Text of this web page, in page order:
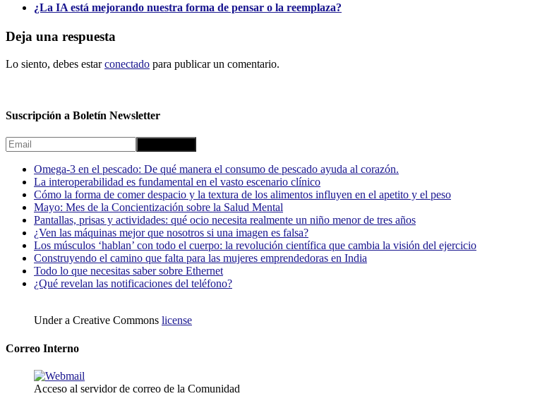
¿La IA está mejorando nuestra forma de pensar o la reemplaza?
Deja una respuesta
Lo siento, debes estarconectado para publicar un comentario.
Suscripción a Boletín Newsletter
Omega-3 en el pescado: De qué manera el consumo de pescado ayuda al corazón.
La interoperabilidad es fundamental en el vasto escenario clínico
Cómo la forma de comer despacio y la textura de los alimentos influyen en el apetito y el peso
Mayo: Mes de la Concientización sobre la Salud Mental
Pantallas, prisas y actividades: qué ocio necesita realmente un niño menor de tres años
¿Ven las máquinas mejor que nosotros si una imagen es falsa?
Los músculos ‘hablan’ con todo el cuerpo: la revolución científica que cambia la visión del ejercicio
Construyendo el camino que falta para las mujeres emprendedoras en India
Todo lo que necesitas saber sobre Ethernet
¿Qué revelan las notificaciones del teléfono?
Under a Creative Commons license
Correo Interno
Acceso al servidor de correo de la Comunidad